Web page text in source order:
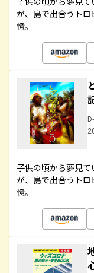
が、島で出合うト
憶。
子供の頃から夢見
が、島で出合うト
憶。